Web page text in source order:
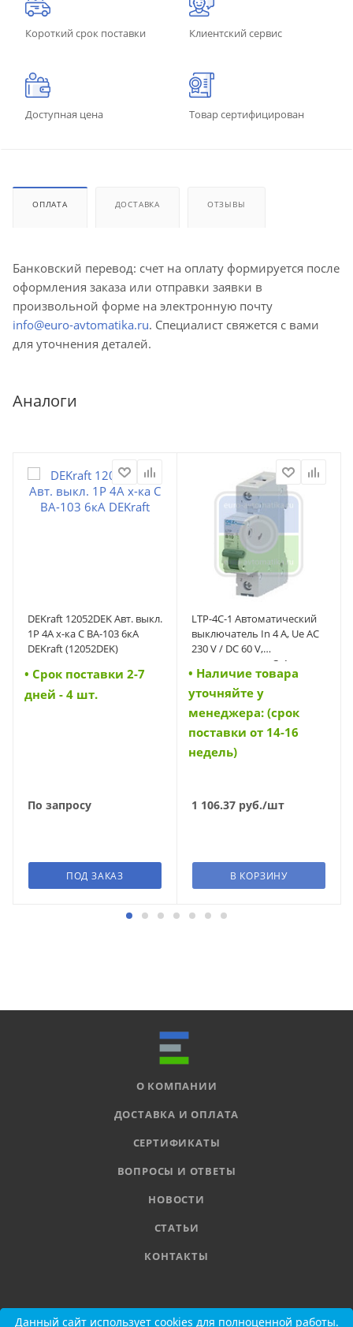
Короткий срок поставки Клиентский сервис
Доступная цена Товар сертифицирован
ОПЛАТА ДОСТАВКА ОТЗЫВЫ
Банковский перевод: счет на оплату формируется после
оформления заказа или отправки заявки в
произвольной форме на электронную почту
info@euro-avtomatika.ru. Специалист свяжется с вами
для уточнения деталей.
Аналоги
DEKraft 12052DEK Авт. выкл.
1Р 4А х-ка C ВА-103 6кА
DEKraft (12052DEK)
• Cрок поставки 2-7
дней - 4 шт.
По запросу
ПОД ЗАКАЗ
LTP-4C-1 Автоматический
выключатель In 4 A, Ue AC
230 V / DC 60 V,
характеристика C, 1-полюс,
Icn 6 kA (42203)
• Наличие товара
уточняйте у
менеджера: (срок
поставки от 14-16
недель)
1 106.37 руб./шт
В КОРЗИНУ
О КОМПАНИИ
ДОСТАВКА И ОПЛАТА
СЕРТИФИКАТЫ
ВОПРОСЫ И ОТВЕТЫ
НОВОСТИ
СТАТЬИ
КОНТАКТЫ
8 800 555-11-78
Данный сайт использует cookies для полноценной работы.
Данный сайт использует cookies для полноценной работы.